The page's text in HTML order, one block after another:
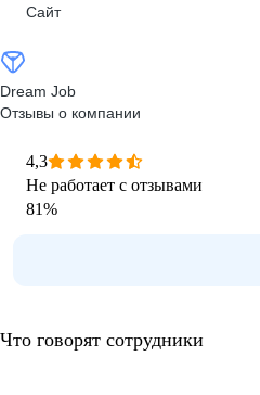
Сайт
Dream Job
Отзывы о компании
4,3
Не работает с отзывами
81%
Что говорят сотрудники